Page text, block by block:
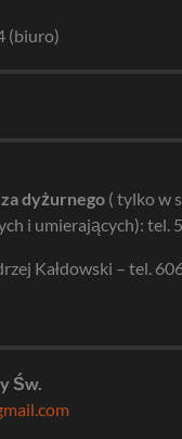
(biuro)
dyżurnego ( tylko w
i umierających): tel.
Kałdowski – tel.
Św.